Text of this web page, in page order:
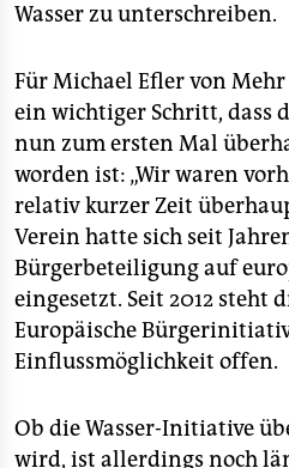
Wasser zu unterschreiben.
Für Michael Efler von Mehr
ein wichtiger Schritt, dass
nun zum ersten Mal
worden ist: „Wir waren
relativ kurzer Zeit
Verein hatte sich seit
Bürgerbeteiligung auf
eingesetzt. Seit 2012 steht
Europäische
Einflussmöglichkeit offen.
Ob die Wasser-Initiative
wird, ist allerdings noch